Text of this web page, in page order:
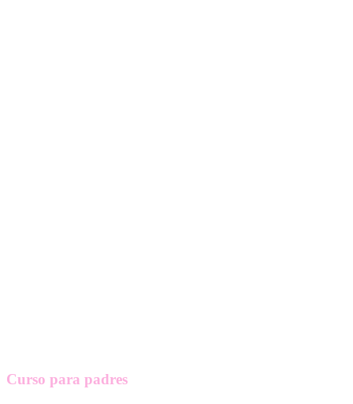
Curso para padres